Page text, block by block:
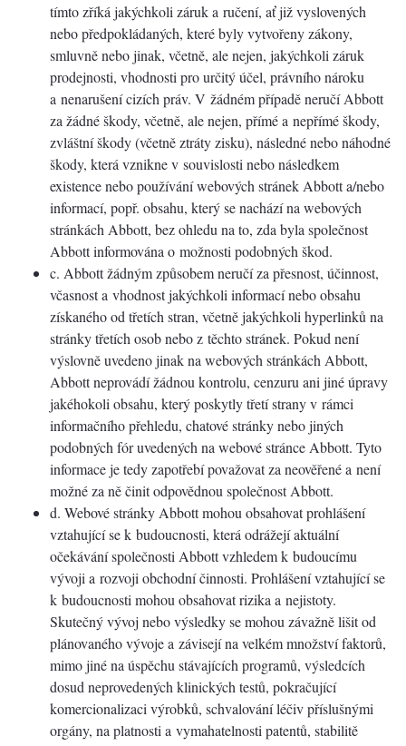
tímto zříká jakýchkoli záruk a ručení, ať již vyslovených
nebo předpokládaných, které byly vytvořeny zákony,
smluvně nebo jinak, včetně, ale nejen, jakýchkoli záruk
prodejnosti, vhodnosti pro určitý účel, právního nároku
a nenarušení cizích práv. V žádném případě neručí Abbott
za žádné škody, včetně, ale nejen, přímé a nepřímé škody,
zvláštní škody (včetně ztráty zisku), následné nebo náhodné
škody, která vznikne v souvislosti nebo následkem
existence nebo používání webových stránek Abbott a/nebo
informací, popř. obsahu, který se nachází na webových
stránkách Abbott, bez ohledu na to, zda byla společnost
Abbott informována o možnosti podobných škod.
c. Abbott žádným způsobem neručí za přesnost, účinnost,
včasnost a vhodnost jakýchkoli informací nebo obsahu
získaného od třetích stran, včetně jakýchkoli hyperlinků na
stránky třetích osob nebo z těchto stránek. Pokud není
výslovně uvedeno jinak na webových stránkách Abbott,
Abbott neprovádí žádnou kontrolu, cenzuru ani jiné úpravy
jakéhokoli obsahu, který poskytly třetí strany v rámci
informačního přehledu, chatové stránky nebo jiných
podobných fór uvedených na webové stránce Abbott. Tyto
informace je tedy zapotřebí považovat za neověřené a není
možné za ně činit odpovědnou společnost Abbott.
d. Webové stránky Abbott mohou obsahovat prohlášení
vztahující se k budoucnosti, která odrážejí aktuální
očekávání společnosti Abbott vzhledem k budoucímu
vývoji a rozvoji obchodní činnosti. Prohlášení vztahující se
k budoucnosti mohou obsahovat rizika a nejistoty.
Skutečný vývoj nebo výsledky se mohou závažně lišit od
plánovaného vývoje a závisejí na velkém množství faktorů,
mimo jiné na úspěchu stávajících programů, výsledcích
dosud neprovedených klinických testů, pokračující
komercionalizaci výrobků, schvalování léčiv příslušnými
orgány, na platnosti a vymahatelnosti patentů, stabilitě